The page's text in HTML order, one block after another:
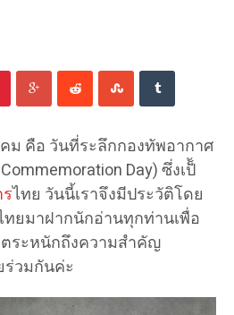
ม คือ วันที่ระลึกกองทัพอากาศ
Day) ซึ่งเป็้
ไทย วันนี้เราจึงมีประวัติโดย
ยมาฝากนักอ่านทุกท่านเพื่อ
ระหนักถึงความสำคัญ
วมกันค่ะ